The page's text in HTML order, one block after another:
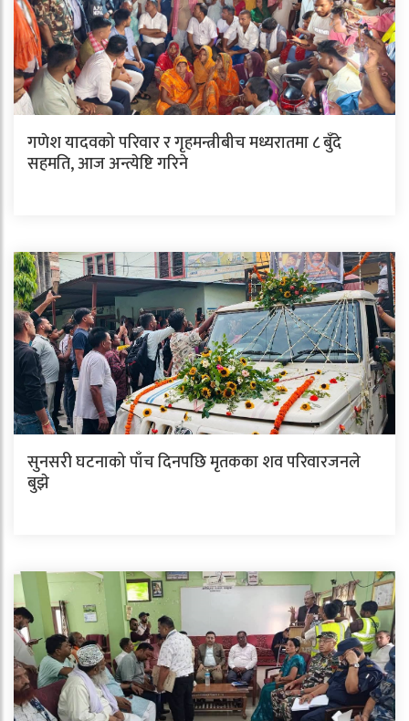
गणेश यादवको परिवार र गृहमन्त्रीबीच मध्यरातमा ८ बुँदे
सहमति, आज अन्त्येष्टि गरिने
सुनसरी घटनाको पाँच दिनपछि मृतकका शव परिवारजनले
बुझे